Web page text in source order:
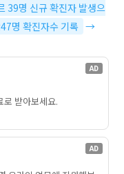
39명 신규 확진자 발생으
명 확진자수 기록 →
AD
로 받아보세요.
AD